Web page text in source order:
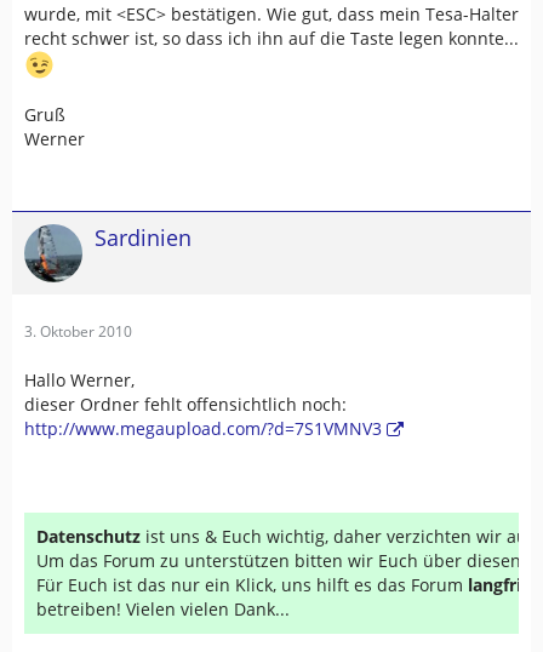
wurde, mit <ESC> bestätigen. Wie gut, dass mein Tesa-Halter
recht schwer ist, so dass ich ihn auf die Taste legen konnte...
Gruß
Werner
Sardinien
3. Oktober 2010
Hallo Werner,
dieser Ordner fehlt offensichtlich noch:
http://www.megaupload.com/?d=7S1VMNV3
Datenschutz ist uns & Euch wichtig, daher verzichten wir auf
Um das Forum zu unterstützen bitten wir Euch über diesen
Für Euch ist das nur ein Klick, uns hilft es das Forum
betreiben! Vielen vielen Dank...